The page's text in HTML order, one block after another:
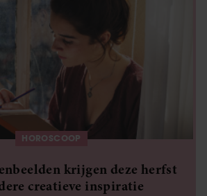
HOROSCOOP
krijgen deze herfst
creatieve inspiratie